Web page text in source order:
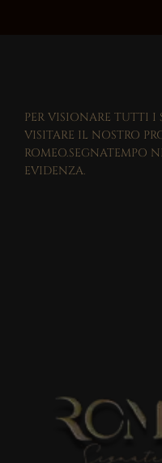
PER VISIONARE TUTTI I
VISITARE IL NOSTRO
ROMEO.SEGNATEMPO
EVIDENZA.